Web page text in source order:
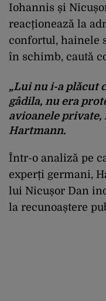
Iohannis și
reacționează la
confortul, hainele
în schimb, caută
„Lui nu i-a plăcut
gâdila, nu era
avioanele private,
Hartmann.
Într-o analiză pe
experți germani,
lui Nicușor Dan
la recunoaștere